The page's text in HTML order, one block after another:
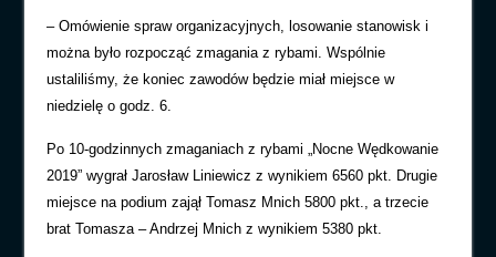
– Omówienie spraw organizacyjnych, losowanie stanowisk i
można było rozpocząć zmagania z rybami. Wspólnie
ustaliliśmy, że koniec zawodów będzie miał miejsce w
niedzielę o godz. 6.
Po 10-godzinnych zmaganiach z rybami „Nocne Wędkowanie
2019” wygrał Jarosław Liniewicz z wynikiem 6560 pkt. Drugie
miejsce na podium zajął Tomasz Mnich 5800 pkt., a trzecie
brat Tomasza – Andrzej Mnich z wynikiem 5380 pkt.